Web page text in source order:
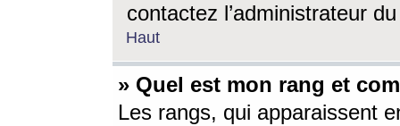
contactez l’administrateur
Haut
» Quel est mon rang et
Les rangs, qui apparaissent